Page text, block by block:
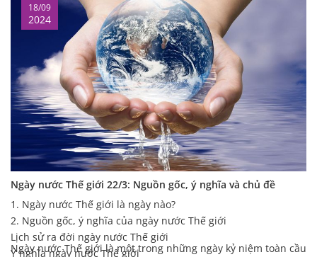
người bao nhiêu là phù hợp. Câu trả lời sẽ có ngay sau đây.
Ngày nước Thế giới 22/3: Nguồn gốc, ý nghĩa và chủ đề
18/09
2024
1. Ngày nước Thế giới là ngày nào?
2. Nguồn gốc, ý nghĩa của ngày nước Thế giới
Lịch sử ra đời ngày nước Thế giới
Ý nghĩa ngày nước Thế giới
Ngày nước Thế giới là một trong những ngày kỷ niệm toàn cầu